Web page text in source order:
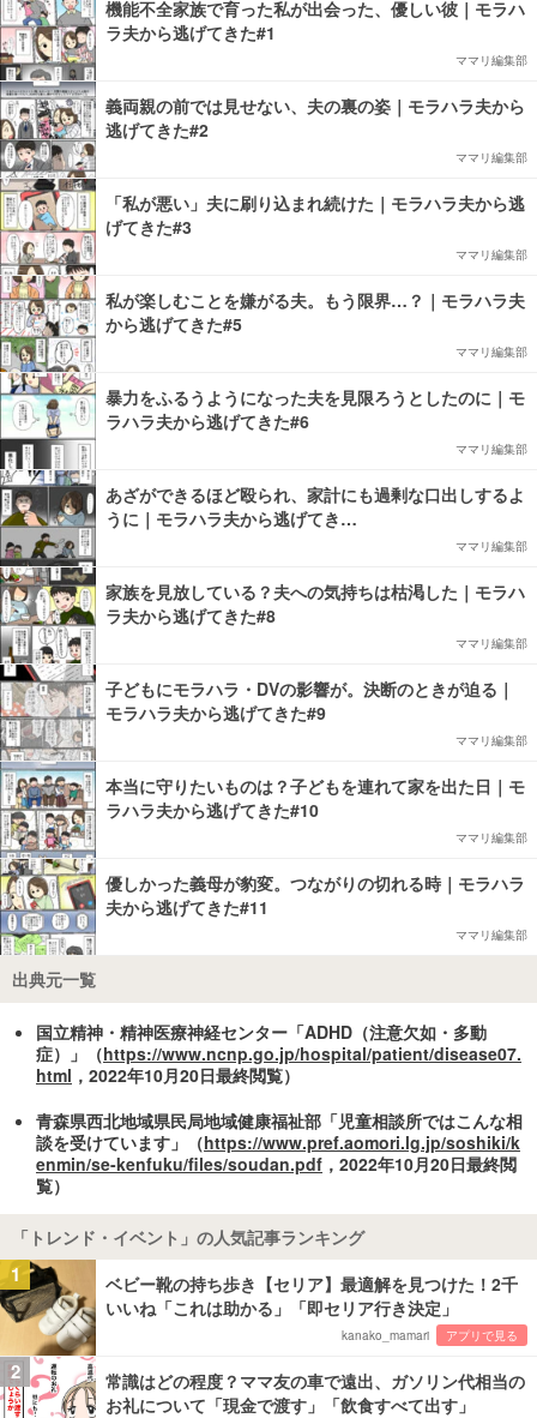
機能不全家族で育った私が出会った、優しい彼｜モラハ
ラ夫から逃げてきた#1
ママリ編集部
義両親の前では見せない、夫の裏の姿｜モラハラ夫から
逃げてきた#2
ママリ編集部
「私が悪い」夫に刷り込まれ続けた｜モラハラ夫から逃
げてきた#3
ママリ編集部
私が楽しむことを嫌がる夫。もう限界…？｜モラハラ夫
から逃げてきた#5
ママリ編集部
暴力をふるうようになった夫を見限ろうとしたのに｜モ
ラハラ夫から逃げてきた#6
ママリ編集部
あざができるほど殴られ、家計にも過剰な口出しするよ
うに｜モラハラ夫から逃げてき…
ママリ編集部
家族を見放している？夫への気持ちは枯渇した｜モラハ
ラ夫から逃げてきた#8
ママリ編集部
子どもにモラハラ・DVの影響が。決断のときが迫る｜
モラハラ夫から逃げてきた#9
ママリ編集部
本当に守りたいものは？子どもを連れて家を出た日｜モ
ラハラ夫から逃げてきた#10
ママリ編集部
優しかった義母が豹変。つながりの切れる時｜モラハラ
夫から逃げてきた#11
ママリ編集部
出典元一覧
国立精神・精神医療神経センター「ADHD（注意欠如・多動
症）」（https://www.ncnp.go.jp/hospital/patient/disease07.
html ，2022年10月20日最終閲覧）
青森県西北地域県民局地域健康福祉部「児童相談所ではこんな相
談を受けています」（https://www.pref.aomori.lg.jp/soshiki/k
enmin/se-kenfuku/files/soudan.pdf ，2022年10月20日最終閲
覧）
「トレンド・イベント」の人気記事ランキング
1
ベビー靴の持ち歩き【セリア】最適解を見つけた！2千
いいね「これは助かる」「即セリア行き決定」
kanako_mamari アプリで見る
2
常識はどの程度？ママ友の車で遠出、ガソリン代相当の
お礼について「現金で渡す」「飲食すべて出す」